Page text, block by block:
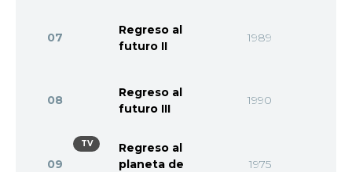
07
Regreso al
futuro II
1989
08
Regreso al
futuro III
1990
09
TV
Regreso al
planeta de
1975